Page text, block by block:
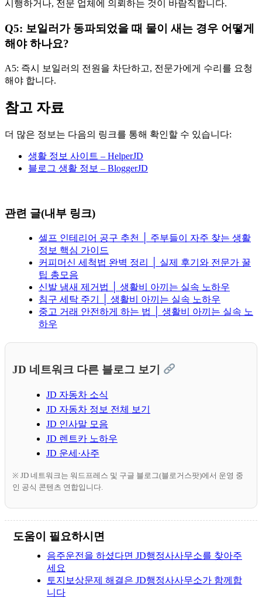
시행하거나, 전문 업체에 의뢰하는 것이 바람직합니다.
Q5: 보일러가 동파되었을 때 물이 새는 경우 어떻게
해야 하나요?
A5: 즉시 보일러의 전원을 차단하고, 전문가에게 수리를 요청
해야 합니다.
참고 자료
더 많은 정보는 다음의 링크를 통해 확인할 수 있습니다:
생활 정보 사이트 – HelperJD
블로그 생활 정보 – BloggerJD
관련 글(내부 링크)
셀프 인테리어 공구 추천 │ 주부들이 자주 찾는 생활
정보 핵심 가이드
커피머신 세척법 완벽 정리 │ 실제 후기와 전문가 꿀
팁 총모음
신발 냄새 제거법 │ 생활비 아끼는 실속 노하우
침구 세탁 주기 │ 생활비 아끼는 실속 노하우
중고 거래 안전하게 하는 법 │ 생활비 아끼는 실속 노
하우
JD 네트워크 다른 블로그 보기
JD 자동차 소식
JD 자동차 정보 전체 보기
JD 인사말 모음
JD 렌트카 노하우
JD 운세·사주
※ JD 네트워크는 워드프레스 및 구글 블로그(블로거스팟)에서 운영 중
인 공식 콘텐츠 연합입니다.
도움이 필요하시면
음주운전을 하셨다면 JD행정사사무소를 찾아주
세요
토지보상문제 해결은 JD행정사사무소가 함께합
니다